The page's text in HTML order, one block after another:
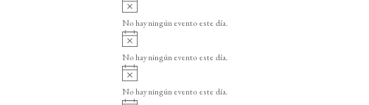
o
v
i
o
No hay ningún evento este día.
v
i
o
No hay ningún evento este día.
v
i
No hay ningún evento este día.